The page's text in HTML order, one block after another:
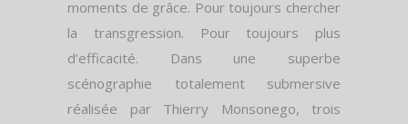
moments de grâce. Pour toujours chercher
la transgression. Pour toujours plus
d’efficacité. Dans une superbe
scénographie totalement submersive
réalisée par Thierry Monsonego, trois